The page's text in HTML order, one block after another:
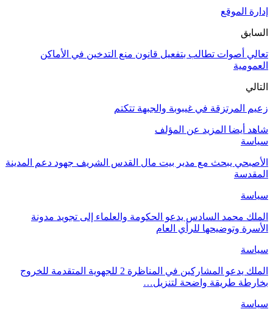
إدارة الموقع
السابق
تعالي أصوات تطالب بتفعيل قانون منع التدخين في الأماكن
العمومية
التالي
زعيم المرتزقة في غيبوبة والجبهة تتكتم
شاهد أيضا المزيد عن المؤلف
سياسة
الأصبحي يبحث مع مدير بيت مال القدس الشريف جهود دعم المدينة
المقدسة
سياسة
الملك محمد السادس يدعو الحكومة والعلماء إلى تجويد مدونة
الأسرة وتوضيحها للرأي العام
سياسة
الملك يدعو المشاركين في المناظرة 2 للجهوية المتقدمة للخروج
بخارطة طريقة واضحة لتنزيل…
سياسة